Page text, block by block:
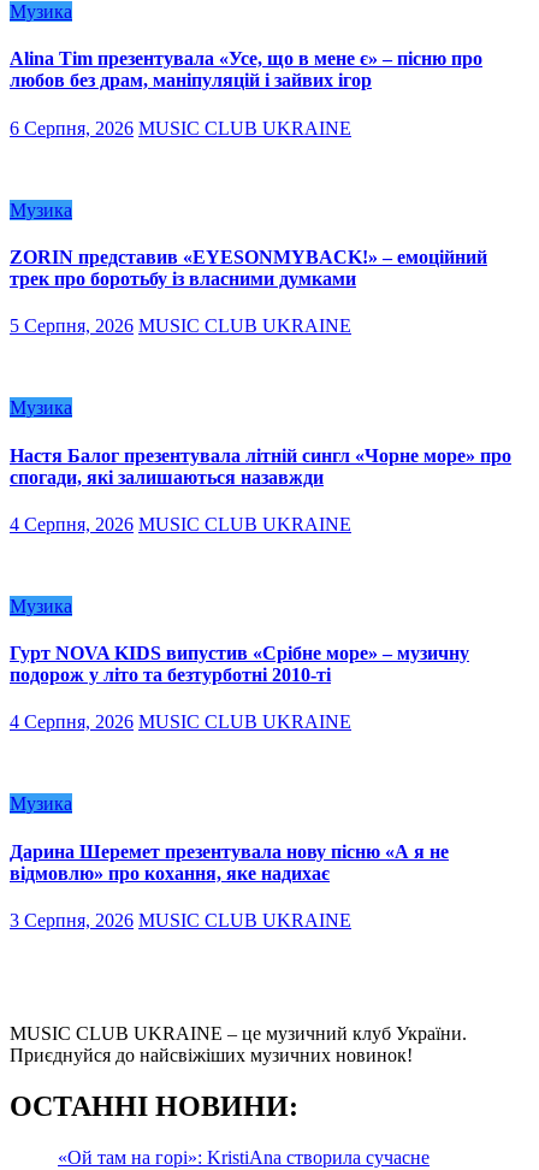
Музика
Alina Tim презентувала «Усе, що в мене є» – пісню про
любов без драм, маніпуляцій і зайвих ігор
6 Серпня, 2026 MUSIC CLUB UKRAINE
Музика
ZORIN представив «EYESONMYBACK!» – емоційний
трек про боротьбу із власними думками
5 Серпня, 2026 MUSIC CLUB UKRAINE
Музика
Настя Балог презентувала літній сингл «Чорне море» про
спогади, які залишаються назавжди
4 Серпня, 2026 MUSIC CLUB UKRAINE
Музика
Гурт NOVA KIDS випустив «Срібне море» – музичну
подорож у літо та безтурботні 2010-ті
4 Серпня, 2026 MUSIC CLUB UKRAINE
Музика
Дарина Шеремет презентувала нову пісню «А я не
відмовлю» про кохання, яке надихає
3 Серпня, 2026 MUSIC CLUB UKRAINE
MUSIC CLUB UKRAINE – це музичний клуб України.
Приєднуйся до найсвіжіших музичних новинок!
ОСТАННІ НОВИНИ:
«Ой там на горі»: KristiAna створила сучасне